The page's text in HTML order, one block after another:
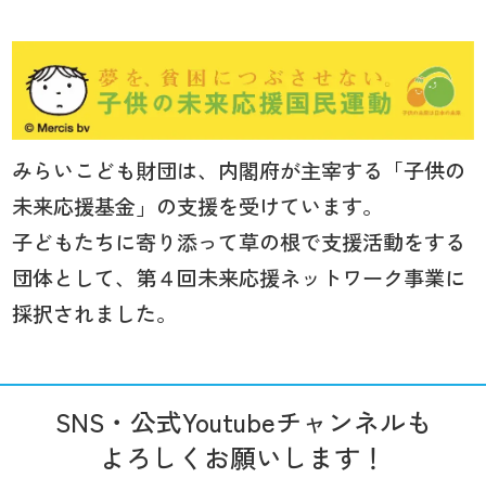
みらいこども財団は、内閣府が主宰する「子供の
未来応援基金」の支援を受けています。
子どもたちに寄り添って草の根で支援活動をする
団体として、第４回未来応援ネットワーク事業に
採択されました。
SNS・公式Youtubeチャンネルも
よろしくお願いします！